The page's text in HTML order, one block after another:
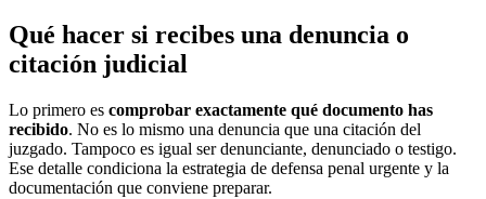
Qué hacer si recibes una denuncia o
citación judicial
Lo primero es comprobar exactamente qué documento has
recibido. No es lo mismo una denuncia que una citación del
juzgado. Tampoco es igual ser denunciante, denunciado o testigo.
Ese detalle condiciona la estrategia de defensa penal urgente y la
documentación que conviene preparar.